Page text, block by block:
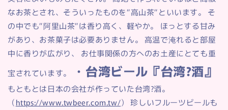
なお茶とされ、そういったものを”高山茶”といいます。 そ
の中でも”阿里山茶”は香り高く、軽やか。 ほっとする甘み
があり、お茶菓子は必要ありません。 高温で淹れると部屋
中に香りが広がり、 お仕事関係の方へのお土産にとても重
宝されています。
・台湾ビール『台湾?酒』
もともとは日本の会社が作っていた台湾?酒。
（https://www.twbeer.com.tw/） 珍しいフルーツビールも